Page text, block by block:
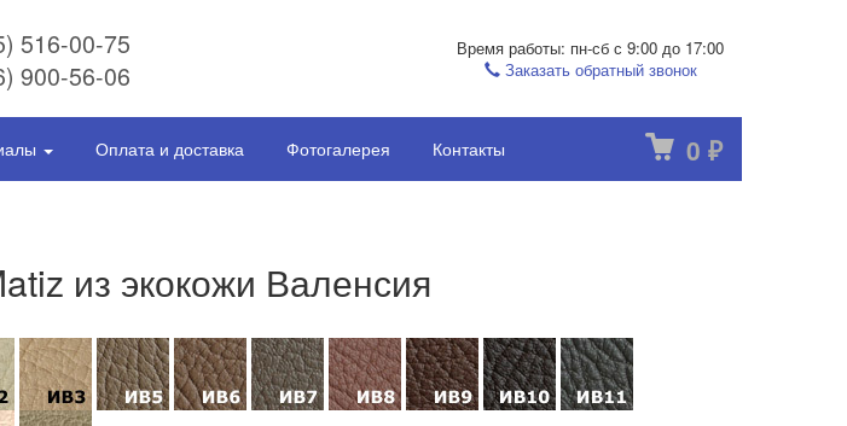
516-00-75
900-56-06
Время работы: пн-сб с 9:00 до 17:00
Заказать обратный звонок
Оплата и доставка Фотогалерея Контакты 0 ₽
из экокожи Валенсия